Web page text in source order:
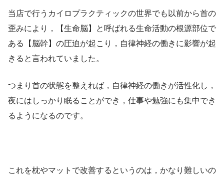
当店で行うカイロプラクティックの世界でも以前から首の
歪みにより，【生命脳】と呼ばれる生命活動の根源部位で
ある【脳幹】の圧迫が起こり，自律神経の働きに影響が起
きると言われていました。
つまり首の状態を整えれば，自律神経の働きが活性化し，
夜にはしっかり眠ることができ，仕事や勉強にも集中でき
るようになるのです。
これを枕やマットで改善するというのは，かなり難しいの